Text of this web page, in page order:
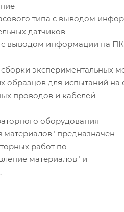
типа с выводом
датчиков
выводом информации на ПК
экспериментальных
образцов для испытаний на
проводов и кабелей
оборудования
предназначен
работ по
материалов" и